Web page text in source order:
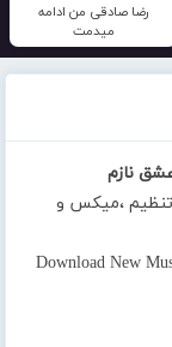
رضا صادقی من ادامه
میدمت
نازم
تنظیم ،میکس و
Download New